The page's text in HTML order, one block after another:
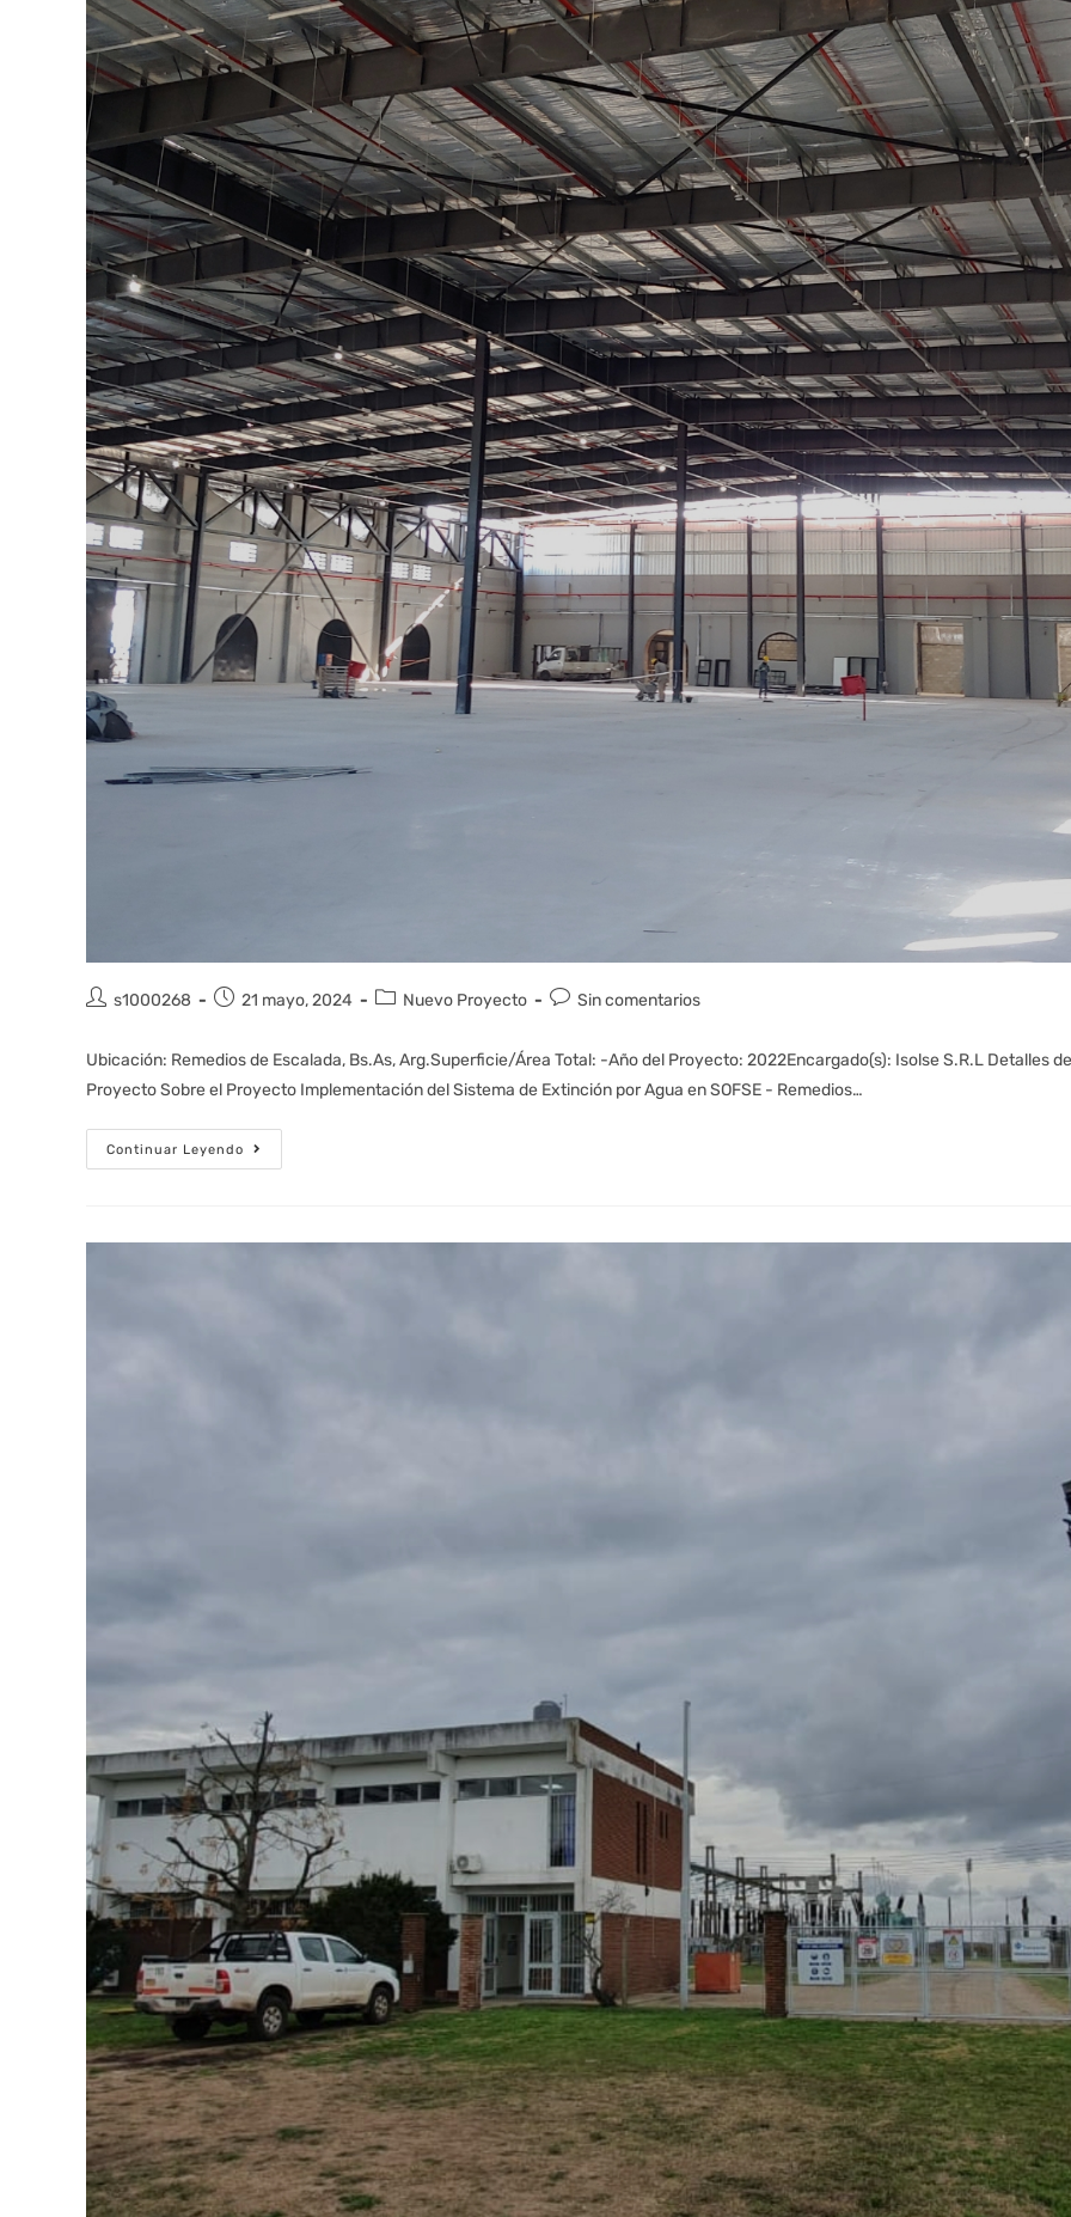
s1000268 21 mayo, 2024 Nuevo Proyecto Sin comentarios
Ubicación: Remedios de Escalada, Bs.As, Arg.Superficie/Área Total: -Año del Proyecto: 2022Encargado(s): Isolse S.R.L Detalles
Proyecto Sobre el Proyecto Implementación del Sistema de Extinción por Agua en SOFSE - Remedios…
Continuar Leyendo